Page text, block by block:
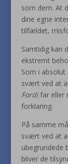
som dem. At
dine egne
tilfældet,
Samtidig kan
ekstremt
Som i
svært ved at
Fordifar eller
forklaring.
På samme
svært ved at
ubegrundede
bliver de